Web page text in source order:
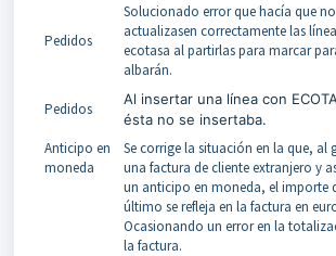
Pedidos
Solucionado error que hacía que
actualizasen correctamente las
ecotasa al partirlas para marcar
albarán.
Pedidos
Al insertar una línea con
ésta no se insertaba.
Anticipo en
moneda
Se corrige la situación en la que, al
una factura de cliente extranjero y
un anticipo en moneda, el importe
último se refleja en la factura en
Ocasionando un error en la
la factura.